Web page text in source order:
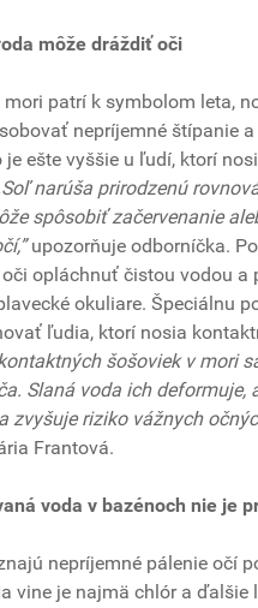
môže dráždiť oči
mori patrí k symbolom leta,
nepríjemné štípanie
je ešte vyššie u ľudí, ktorí
narúša prirodzenú
spôsobiť začervenanie
upozorňuje odborníčka.
oči opláchnuť čistou vodou a
okuliare. Špeciálnu
ľudia, ktorí nosia
šošoviek v mori
Slaná voda ich deformuje,
zvyšuje riziko vážnych
Frantová.
voda v bazénoch nie je
nepríjemné pálenie očí
vine je najmä chlór a ďalšie